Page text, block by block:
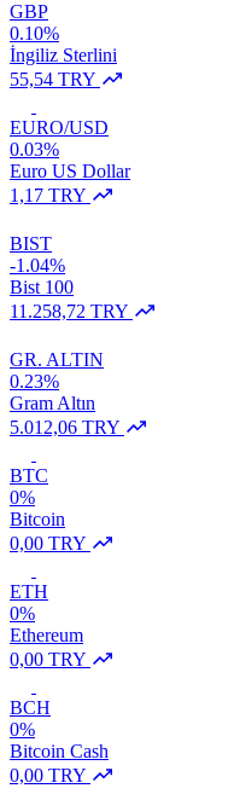
GBP
0.10%
İngiliz Sterlini
55,54 TRY
EURO/USD
0.03%
Euro US Dollar
1,17 TRY
BIST
-1.04%
Bist 100
11.258,72 TRY
GR. ALTIN
0.23%
Gram Altın
5.012,06 TRY
BTC
0%
Bitcoin
0,00 TRY
ETH
0%
Ethereum
0,00 TRY
BCH
0%
Bitcoin Cash
0,00 TRY